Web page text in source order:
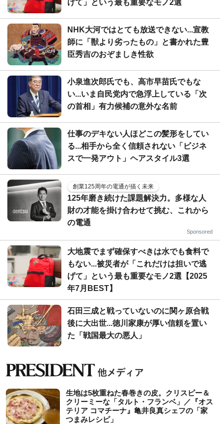
げて」という最も重要なモノ2選
NHK大河ではとても放送できない...宣教
師に「獣より劣ったもの」と書かれた豊
臣秀吉のおぞましき性欲
小泉進次郎氏でも、高市早苗氏でもな
い...いま自民党内で急浮上している「次
の首相」有力候補の意外な名前
仕事のデキない人ほどこの髪形をしてい
る...相手から全く信頼されない「ビジネ
スで一発アウト」ヘアスタイル3選
創業125周年の電通が描く未来
125年磨き続けた課題解決力。多様な人
財の才能を掛け合わせて挑む、これから
の電通
Sponsored
大地震でまず確保すべきは水でも食料で
もない...被災者が「これだけは担いで逃
げて」という最も重要なモノ2選【2025
年7月BEST】
石田三成と戦っていないのに関ヶ原合戦
後に大出世...徳川家康が厚い信頼を置い
た「戦国最大の悪人」
生地は5枚重ねた春巻きの皮。クリスピー＆
クリーミーな「タルト・フランベ」／『オス
テリア コマチーナ』亀井良真シェフの「家
つまみレシピ」